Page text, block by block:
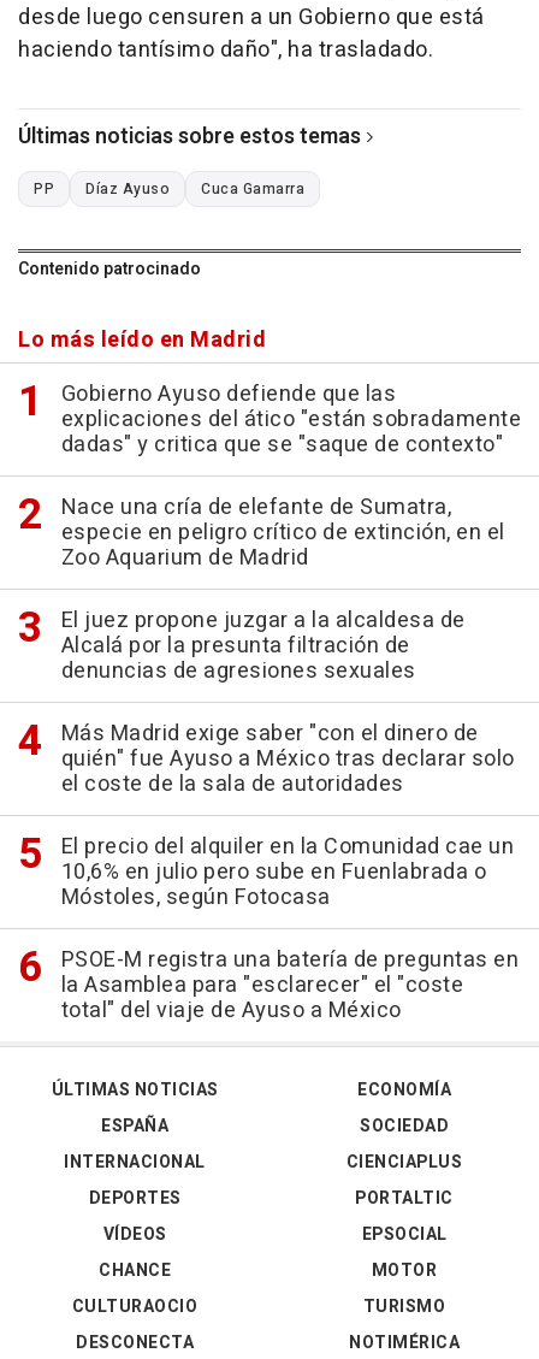
desde luego censuren a un Gobierno que está
haciendo tantísimo daño", ha trasladado.
Últimas noticias sobre estos temas
PP Díaz Ayuso Cuca Gamarra
Contenido patrocinado
Lo más leído en Madrid
Gobierno Ayuso defiende que las
explicaciones del ático "están sobradamente
dadas" y critica que se "saque de contexto"
Nace una cría de elefante de Sumatra,
especie en peligro crítico de extinción, en el
Zoo Aquarium de Madrid
El juez propone juzgar a la alcaldesa de
Alcalá por la presunta filtración de
denuncias de agresiones sexuales
Más Madrid exige saber "con el dinero de
quién" fue Ayuso a México tras declarar solo
el coste de la sala de autoridades
El precio del alquiler en la Comunidad cae un
10,6% en julio pero sube en Fuenlabrada o
Móstoles, según Fotocasa
PSOE-M registra una batería de preguntas en
la Asamblea para "esclarecer" el "coste
total" del viaje de Ayuso a México
ÚLTIMAS NOTICIAS
ESPAÑA
INTERNACIONAL
DEPORTES
VÍDEOS
ECONOMÍA
SOCIEDAD
CIENCIAPLUS
PORTALTIC
EPSOCIAL
CHANCE
CULTURAOCIO
DESCONECTA
MOTOR
TURISMO
NOTIMÉRICA